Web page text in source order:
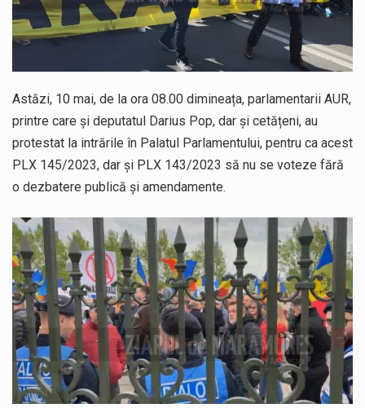
Astăzi, 10 mai, de la ora 08.00 dimineața, parlamentarii AUR,
printre care și deputatul Darius Pop, dar și cetățeni, au
protestat la intrările în Palatul Parlamentului, pentru ca acest
PLX 145/2023, dar și PLX 143/2023 să nu se voteze fără
o dezbatere publică și amendamente.